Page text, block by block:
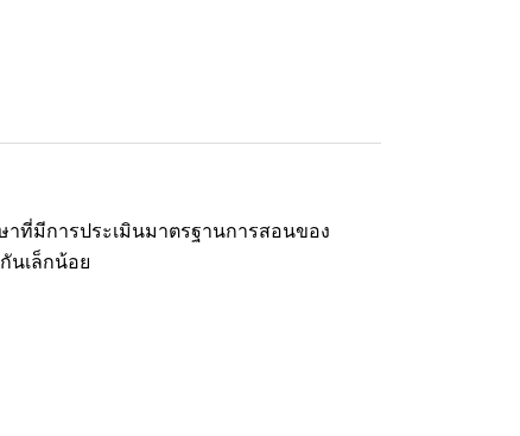
ที่มีการประเมินมาตรฐานการสอนของ
นเล็กน้อย